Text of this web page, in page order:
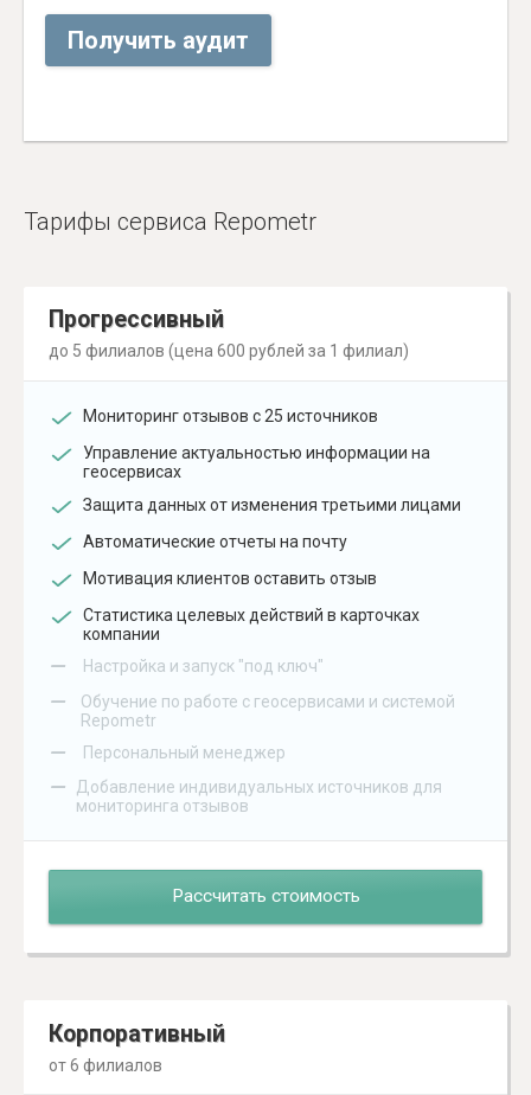
Получить аудит
Тарифы сервиса Repometr
Прогрессивный
до 5 филиалов (цена 600 рублей за 1 филиал)
Мониторинг отзывов с 25 источников
Управление актуальностью информации на
геосервисах
Защита данных от изменения третьими лицами
Автоматические отчеты на почту
Мотивация клиентов оставить отзыв
Статистика целевых действий в карточках
компании
– Настройка и запуск "под ключ"
–
Обучение по работе с геосервисами и системой
Repometr
– Персональный менеджер
–
Добавление индивидуальных источников для
мониторинга отзывов
Рассчитать стоимость
Корпоративный
от 6 филиалов